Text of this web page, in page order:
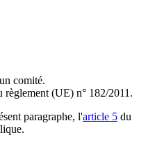
comité.
règlement (UE) n° 182/2011.
paragraphe, l'article 5 du